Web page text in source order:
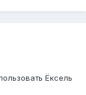
Ёксель